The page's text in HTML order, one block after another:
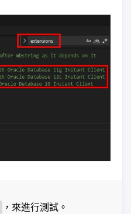
，來進行測試。